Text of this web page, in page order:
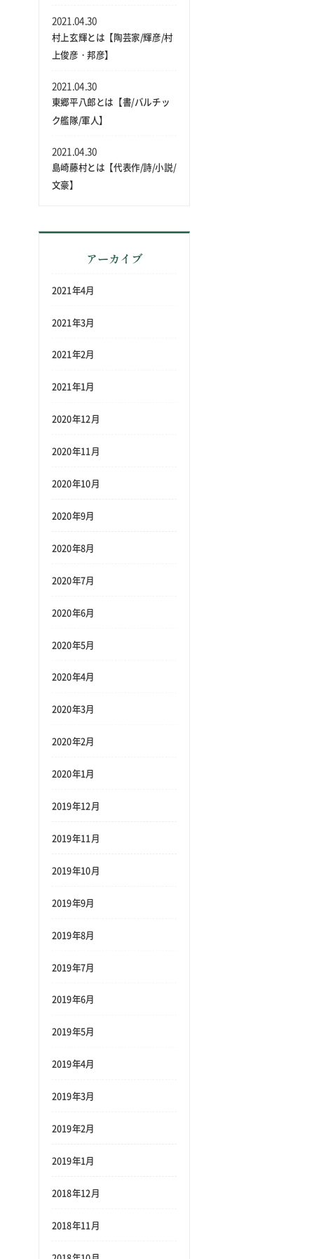
村上玄輝とは【陶芸家/輝彦/村
上俊彦・邦彦】
2021.04.30
東郷平八郎とは【書/バルチッ
ク艦隊/軍人】
2021.04.30
島崎藤村とは【代表作/詩/小説/
文豪】
2021.04.30
アーカイブ
2021年4月
2021年3月
2021年2月
2021年1月
2020年12月
2020年11月
2020年10月
2020年9月
2020年8月
2020年7月
2020年6月
2020年5月
2020年4月
2020年3月
2020年2月
2020年1月
2019年12月
2019年11月
2019年10月
2019年9月
2019年8月
2019年7月
2019年6月
2019年5月
2019年4月
2019年3月
2019年2月
2019年1月
2018年12月
2018年11月